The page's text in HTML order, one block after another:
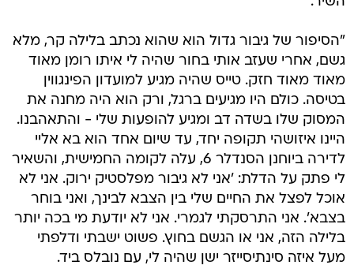
"הסיפור של גיבור גדול הוא שהוא נכתב בלילה קר, מלא
גשם, אחרי שעזב אותי בחור שהיה לי איתו רומן מאוד
מאוד מאוד חזק. טייס שהיה מגיע למועדון הפינגווין
בטיסה. כולם היו מגיעים ברגל, ורק הוא היה מחנה את
המסוק שלו בשדה דב ומגיע להופעות שלי - והתאהבנו.
היינו איזושהי תקופה יחד, עד שיום אחד הוא בא אליי
לדירה ביוחנן הסנדלר 6, עלה לקומה החמישית, והשאיר
לי פתק על הדלת: 'אני לא גיבור מפלסטיק ירוק. אני לא
אוכל לפצל את החיים שלי בין הצבא לבינך, ואני בוחר
בצבא'. אני התרסקתי לגמרי. אני לא יודעת מי בכה יותר
בלילה הזה, אני או הגשם בחוץ. פשוט ישבתי ודלפתי
מעל איזה סינתיסייזר ישן שהיה לי, עם נובלס ביד.